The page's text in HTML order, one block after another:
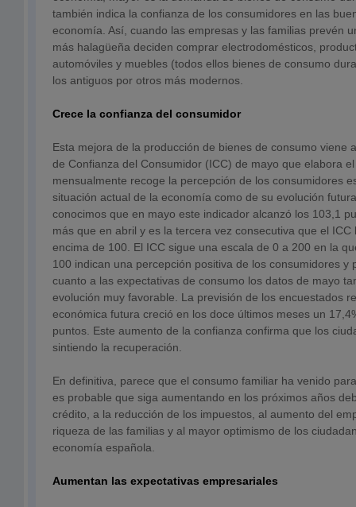
también indica la confianza de los consumidores en las
economía. Así, cuando las empresas y las familias prevén
más halagüeña deciden comprar electrodomésticos,
automóviles y muebles (todos ellos bienes de consumo
los antiguos por otros más modernos.
Crece la confianza del consumidor
Esta mejora de la producción de bienes de consumo viene
de Confianza del Consumidor (ICC) de mayo que elabora
mensualmente recoge la percepción de los consumidores
situación actual de la economía como de su evolución
conocimos que en mayo este indicador alcanzó los 103,1
más que en abril y es la tercera vez consecutiva que el ICC
encima de 100. El ICC sigue una escala de 0 a 200 en la
100 indican una percepción positiva de los consumidores y
cuanto a las expectativas de consumo los datos de mayo
evolución muy favorable. La previsión de los encuestados
económica futura creció en los doce últimos meses un
puntos. Este aumento de la confianza confirma que los
sintiendo la recuperación.
En definitiva, parece que el consumo familiar ha venido
es probable que siga aumentando en los próximos años
crédito, a la reducción de los impuestos, al aumento del
riqueza de las familias y al mayor optimismo de los
economía española.
Aumentan las expectativas empresariales